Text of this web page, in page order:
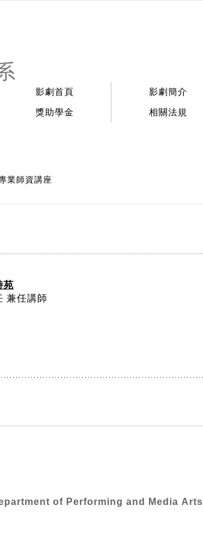
影劇首頁 影劇簡介
獎助學金 相關法規
業師資講座
苑
兼任講師
of Performing and Media Arts